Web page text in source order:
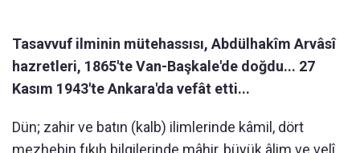
Tasavvuf ilminin mütehassısı, Abdülhakîm Arvâsî
hazretleri, 1865'te Van-Başkale'de doğdu... 27
Kasım 1943'te Ankara'da vefât etti...
Dün; zahir ve batın (kalb) ilimlerinde kâmil, dört
mezhebin fıkıh bilgilerinde mâhir, büyük âlim ve velî